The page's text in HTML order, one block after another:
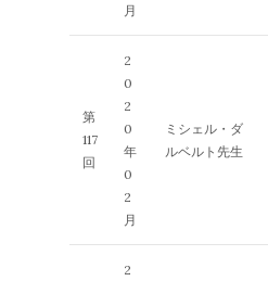
月
第
117
回
2
0
2
0
年
0
2
月
ミシェル・ダ
ルベルト先生
2